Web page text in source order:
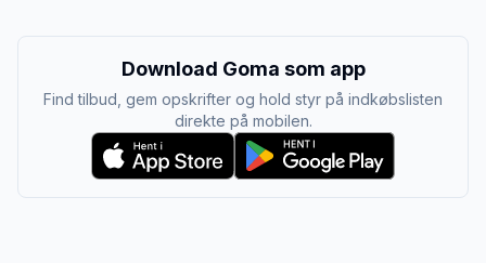
Download Goma som app
Find tilbud, gem opskrifter og hold styr på indkøbslisten
direkte på mobilen.